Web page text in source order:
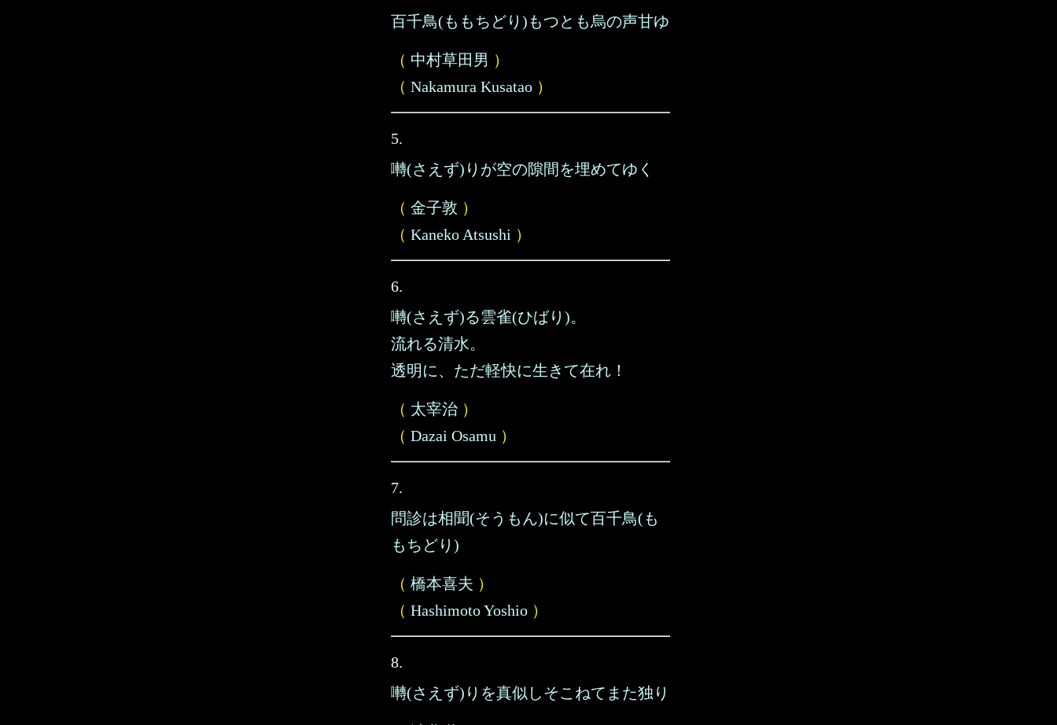
百千鳥(ももちどり)もつとも烏の声甘ゆ
（ 中村草田男 ）
（ Nakamura Kusatao ）
5.
囀(さえず)りが空の隙間を埋めてゆく
（ 金子敦 ）
（ Kaneko Atsushi ）
6.
囀(さえず)る雲雀(ひばり)。
流れる清水。
透明に、ただ軽快に生きて在れ！
（ 太宰治 ）
（ Dazai Osamu ）
7.
問診は相聞(そうもん)に似て百千鳥(も
もちどり)
（ 橋本喜夫 ）
（ Hashimoto Yoshio ）
8.
囀(さえず)りを真似しそこねてまた独り